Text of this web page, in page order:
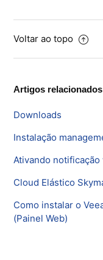
Voltar ao topo
Artigos relacionados
Downloads
Instalação
Ativando notificação
Cloud Elástico
Como instalar o
(Painel Web)